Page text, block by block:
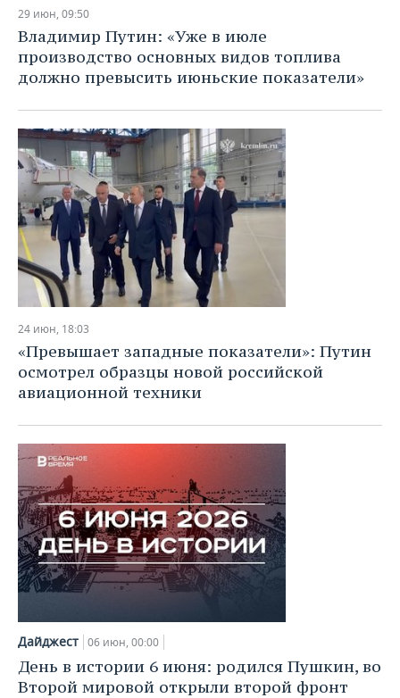
НЕФТЕХИМИЯ
НЕФТЬ
ОПК
ЭНЕРГЕТИКА
РОЗНИЧНАЯ ТОРГОВЛЯ
ТРАНСПОРТ
УСЛУГИ
НОВОСТИ ТЕХНОЛОГИЙ
IT
МЕДИА
ТЕЛЕКОММУНИКАЦИИ
МЕРОПРИЯТИЯ
НОВОСТИ МЕРОПРИЯТИЙ
ВЫЕЗДНАЯ РЕДАКЦИЯ
БИЗНЕС-БРАНЧИ
ONLINE-КОНФЕРЕНЦИИ
ОТКРЫТАЯ ЛЕКЦИЯ
СПОРТ
НОВОСТИ СПОРТА
ФУТБОЛ
ХОККЕЙ
БАСКЕТБОЛ
ВОЛЕЙБОЛ
КИБЕРСПОРТ
ФИГУРНОЕ КАТАНИЕ
ВОДНЫЕ ВИДЫ СПОРТА
ХОККЕЙ С МЯЧОМ
ОБЩЕСТВО
НОВОСТИ ОБЩЕСТВА
ВЛАСТЬ
ИНФРАСТРУКТУРА
ИСТОРИЯ
КУЛЬТУРА
МЕДИЦИНА
ОБРАЗОВАНИЕ
ПРОИСШЕСТВИЯ
ФОТОГАЛЕРЕЯ
СЮЖЕТЫ
СПРАВОЧНИК
СПИСОК ПЕРСОН
СПИСОК КОМПАНИЙ
ПОЛНАЯ ВЕРСИЯ
29 июн, 09:50
Владимир Путин: «Уже в июле
производство основных видов топлива
должно превысить июньские показатели»
24 июн, 18:03
«Превышает западные показатели»: Путин
осмотрел образцы новой российской
авиационной техники
Дайджест 06 июн, 00:00
День в истории 6 июня: родился Пушкин, во
Второй мировой открыли второй фронт